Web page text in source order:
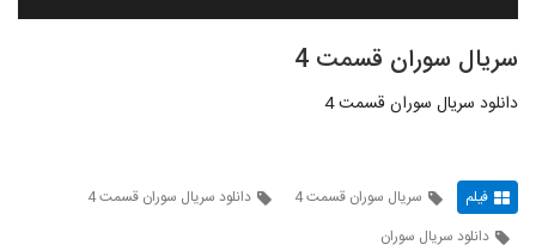
سریال سوران قسمت 4
دانلود سریال سوران قسمت 4
فیلم سریال سوران قسمت 4
دانلود سریال سوران قسمت 4
دانلود سریال سوران